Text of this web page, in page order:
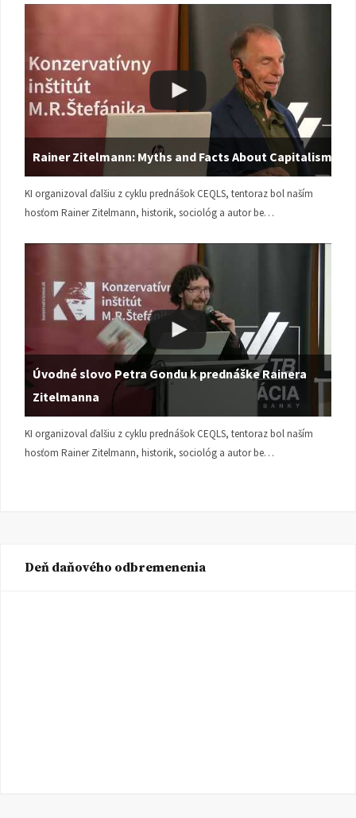
Rainer Zitelmann: Myths and Facts About Capitalism
KI organizoval ďalšiu z cyklu prednášok CEQLS, tentoraz bol naším
hosťom Rainer Zitelmann, historik, sociológ a autor be…
Úvodné slovo Petra Gondu k prednáške Rainera
Zitelmanna
KI organizoval ďalšiu z cyklu prednášok CEQLS, tentoraz bol naším
hosťom Rainer Zitelmann, historik, sociológ a autor be…
Deň daňového odbremenenia